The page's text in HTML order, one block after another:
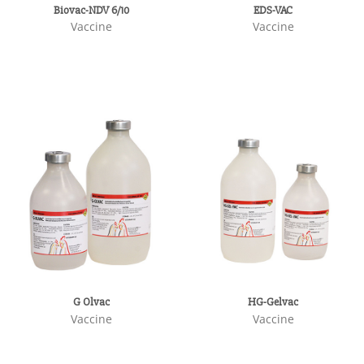
Biovac-NDV 6/10
Vaccine
EDS-VAC
Vaccine
G Olvac
Vaccine
HG-Gelvac
Vaccine